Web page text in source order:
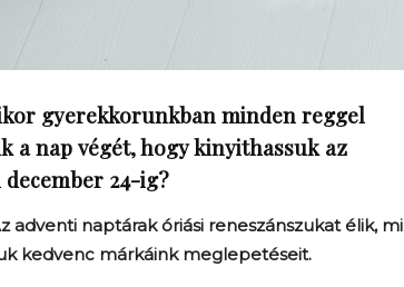
gyerekkorunkban minden reggel
a nap végét, hogy kinyithassuk az
24-ig?
adventi naptárak óriási reneszánszukat élik, mi
kedvenc márkáink meglepetéseit.